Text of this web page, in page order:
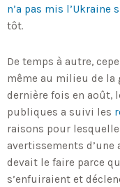
n’a pas mis l’Ukraine
tôt.
De temps à autre,
même au milieu de la
dernière fois en août,
publiques a suivi les
raisons pour
avertissements d’une
devait le faire parce
s’enfuiraient et